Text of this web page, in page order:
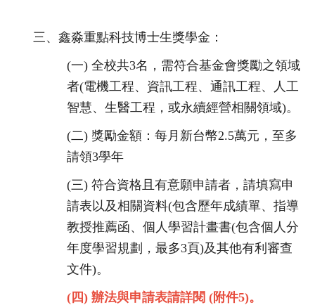
三、 鑫淼重點科技博士生獎學金：
(一) 全校共3名，需符合基金會獎勵之領域
者(電機工程、 資訊工程、通訊工程、人工
智慧、生醫工程，或永續經營相關領域)。
(二) 獎勵金額：每月新台幣2.5萬元，至多
請領3學年
(三) 符合資格且有意願申請者，請填寫申
請表以及相關資料(包含歷年成績單、指導
教授推薦函、個人學習計畫書(包含個人分
年度學習規劃，最多3頁)及其他有利審查
文件)。
(四) 辦法與申請表請詳閱 (附件5)。